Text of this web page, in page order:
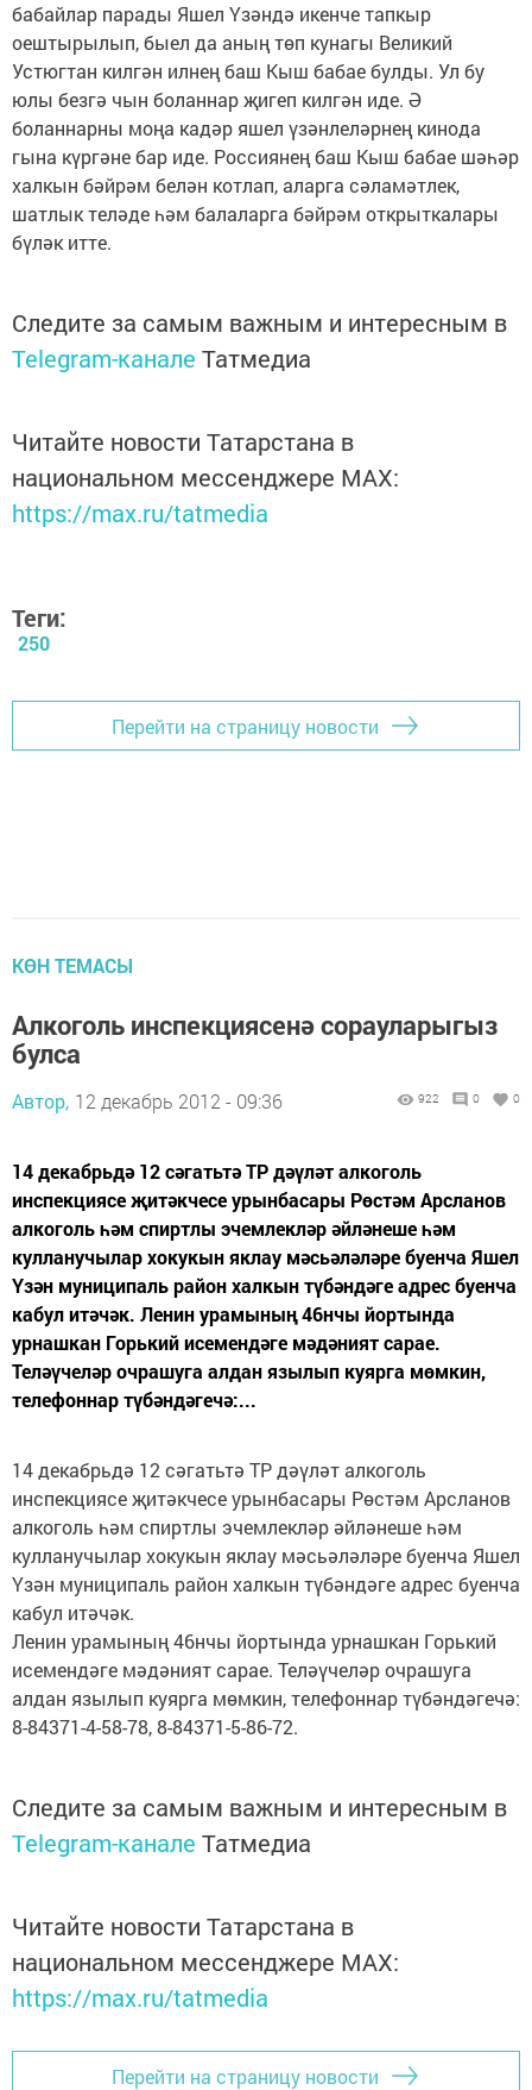
бабайлар парады Яшел Үзәндә икенче тапкыр
оештырылып, быел да аның төп кунагы Великий
Устюгтан килгән илнең баш Кыш бабае булды. Ул бу
юлы безгә чын боланнар җигеп килгән иде. Ә
боланнарны моңа кадәр яшел үзәнлеләрнең кинода
гына күргәне бар иде. Россиянең баш Кыш бабае шәһәр
халкын бәйрәм белән котлап, аларга сәламәтлек,
шатлык теләде һәм балаларга бәйрәм открыткалары
бүләк итте.
Следите за самым важным и интересным в
Telegram-канале Татмедиа
Читайте новости Татарстана в
национальном мессенджере MАХ:
https://max.ru/tatmedia
Теги:
250
Перейти на страницу новости
КӨН ТЕМАСЫ
Алкоголь инспекциясенә сорауларыгыз
булса
Автор, 12 декабрь 2012 - 09:36 922 0 0
14 декабрьдә 12 сәгатьтә ТР дәүләт алкоголь
инспекциясе җитәкчесе урынбасары Рөстәм Арсланов
алкоголь һәм спиртлы эчемлекләр әйләнеше һәм
кулланучылар хокукын яклау мәсьәләләре буенча Яшел
Үзән муниципаль район халкын түбәндәге адрес буенча
кабул итәчәк. Ленин урамының 46нчы йортында
урнашкан Горький исемендәге мәдәният сарае.
Теләүчеләр очрашуга алдан язылып куярга мөмкин,
телефоннар түбәндәгечә:...
14 декабрьдә 12 сәгатьтә ТР дәүләт алкоголь
инспекциясе җитәкчесе урынбасары Рөстәм Арсланов
алкоголь һәм спиртлы эчемлекләр әйләнеше һәм
кулланучылар хокукын яклау мәсьәләләре буенча Яшел
Үзән муниципаль район халкын түбәндәге адрес буенча
кабул итәчәк.
Ленин урамының 46нчы йортында урнашкан Горький
исемендәге мәдәният сарае. Теләүчеләр очрашуга
алдан язылып куярга мөмкин, телефоннар түбәндәгечә:
8-84371-4-58-78, 8-84371-5-86-72.
Следите за самым важным и интересным в
Telegram-канале Татмедиа
Читайте новости Татарстана в
национальном мессенджере MАХ:
https://max.ru/tatmedia
Перейти на страницу новости